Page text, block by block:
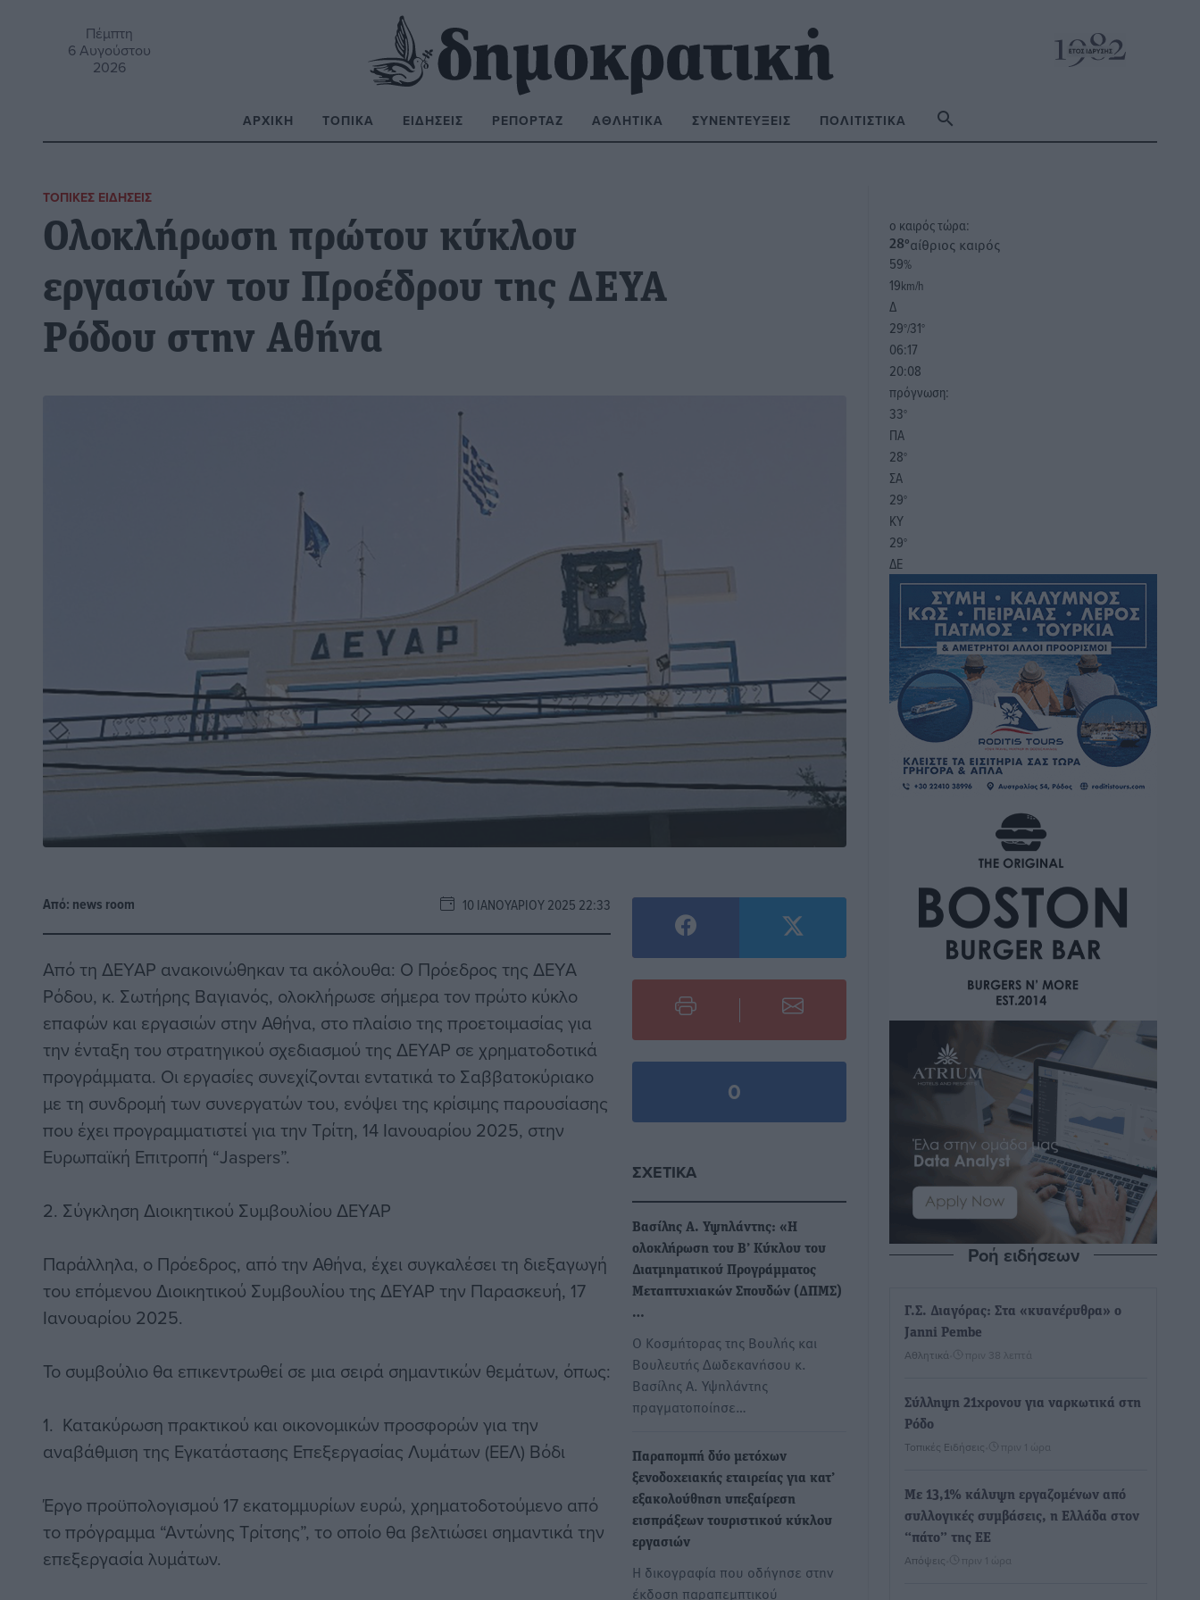
Πέμπτη
6 Αυγούστου
2026
ΑΡΧΙΚΉ ΤΟΠΙΚΆ ΕΙΔΉΣΕΙΣ ΡΕΠΟΡΤΆΖ ΑΘΛΗΤΙΚΆ ΣΥΝΕΝΤΕΎΞΕΙΣ ΠΟΛΙΤΙΣΤΙΚΆ
ΤΟΠΙΚΈΣ ΕΙΔΉΣΕΙΣ
Ολοκλήρωση πρώτου κύκλου
εργασιών του Προέδρου της ΔΕΥΑ
Ρόδου στην Αθήνα
Από: news room 10 ΙΑΝΟΥΑΡΊΟΥ 2025 22:33
Από τη ΔΕΥΑΡ ανακοινώθηκαν τα ακόλουθα: Ο Πρόεδρος της ΔΕΥΑ
Ρόδου, κ. Σωτήρης Βαγιανός, ολοκλήρωσε σήμερα τον πρώτο κύκλο
επαφών και εργασιών στην Αθήνα, στο πλαίσιο της προετοιμασίας για
την ένταξη του στρατηγικού σχεδιασμού της ΔΕΥΑΡ σε χρηματοδοτικά
προγράμματα. Οι εργασίες συνεχίζονται εντατικά το Σαββατοκύριακο
με τη συνδρομή των συνεργατών του, ενόψει της κρίσιμης παρουσίασης
που έχει προγραμματιστεί για την Τρίτη, 14 Ιανουαρίου 2025, στην
Ευρωπαϊκή Επιτροπή “Jaspers”.
2. Σύγκληση Διοικητικού Συμβουλίου ΔΕΥΑΡ
Παράλληλα, ο Πρόεδρος, από την Αθήνα, έχει συγκαλέσει τη διεξαγωγή
του επόμενου Διοικητικού Συμβουλίου της ΔΕΥΑΡ την Παρασκευή, 17
Ιανουαρίου 2025.
Το συμβούλιο θα επικεντρωθεί σε μια σειρά σημαντικών θεμάτων, όπως:
1. Κατακύρωση πρακτικού και οικονομικών προσφορών για την
αναβάθμιση της Εγκατάστασης Επεξεργασίας Λυμάτων (ΕΕΛ) Βόδι
Έργο προϋπολογισμού 17 εκατομμυρίων ευρώ, χρηματοδοτούμενο από
το πρόγραμμα “Αντώνης Τρίτσης”, το οποίο θα βελτιώσει σημαντικά την
επεξεργασία λυμάτων.
0
ΣΧΕΤΙΚΆ
Βασίλης Α. Υψηλάντης: «Η
ολοκλήρωση του Β’ Κύκλου του
Διατμηματικού Προγράμματος
Μεταπτυχιακών Σπουδών (ΔΠΜΣ)
…
Ο Κοσμήτορας της Βουλής και
Βουλευτής Δωδεκανήσου κ.
Βασίλης Α. Υψηλάντης
πραγματοποίησε…
Παραπομπή δύο μετόχων
ξενοδοχειακής εταιρείας για κατ’
εξακολούθηση υπεξαίρεση
εισπράξεων τουριστικού κύκλου
εργασιών
Η δικογραφία που οδήγησε στην
έκδοση παραπεμπτικού
o καιρός τώρα:
28°αίθριος καιρός
59%
19km/h
Δ
29°/31°
06:17
20:08
πρόγνωση:
33°
ΠΑ
28°
ΣΑ
29°
ΚΥ
29°
ΔΕ
Ροή ειδήσεων
Γ.Σ. Διαγόρας: Στα «κυανέρυθρα» ο
Janni Pembe
Αθλητικά πριν 38 λεπτά
Σύλληψη 21χρονου για ναρκωτικά στη
Ρόδο
Τοπικές Ειδήσεις πριν 1 ώρα
Με 13,1% κάλυψη εργαζομένων από
συλλογικές συμβάσεις, η Ελλάδα στον
“πάτο” της ΕΕ
Απόψεις πριν 1 ώρα